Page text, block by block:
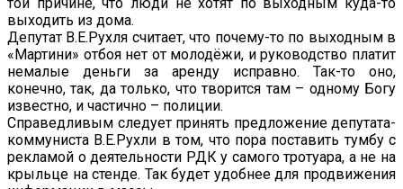
выходить из дома.
Депутат В.Е.Рухля считает, что почему-то по выходным в
«Мартини» отбоя нет от молодёжи, и руководство платит
немалые деньги за аренду исправно. Так-то оно,
конечно, так, да только, что творится там – одному Богу
известно, и частично – полиции.
Справедливым следует принять предложение депутата-
коммуниста В.Е.Рухли в том, что пора поставить тумбу с
рекламой о деятельности РДК у самого тротуара, а не на
крыльце на стенде. Так будет удобнее для продвижения